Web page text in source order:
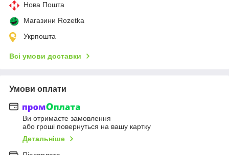
Нова Пошта
Магазини Rozetka
Укрпошта
Всі умови доставки
Умови оплати
Ви отримаєте замовлення
або гроші повернуться на вашу картку
Детальніше